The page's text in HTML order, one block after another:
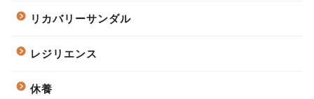
リカバリーサンダル
レジリエンス
休養